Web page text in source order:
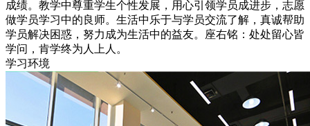
成绩。教学中尊重学生个性发展，用心引领学员成进步，志愿
做学员学习中的良师。生活中乐于与学员交流了解，真诚帮助
学员解决困惑，努力成为生活中的益友。座右铭：处处留心皆
学问，肯学终为人上人。
学习环境